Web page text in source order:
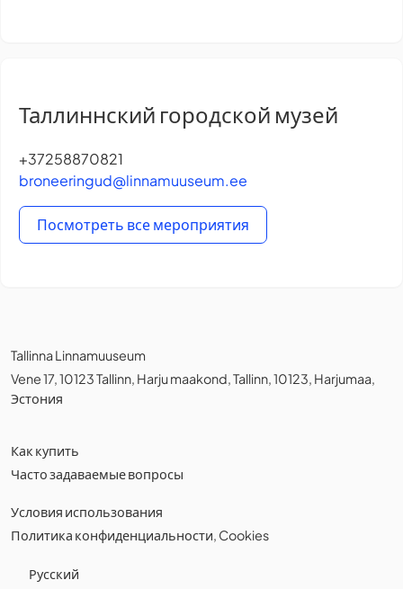
Таллиннский городской музей
+37258870821
broneeringud@linnamuuseum.ee
Посмотреть все мероприятия
Tallinna Linnamuuseum
Vene 17, 10123 Tallinn, Harju maakond, Tallinn, 10123, Harjumaa,
Эстония
Как купить
Часто задаваемые вопросы
Условия использования
Политика конфиденциальности, Cookies
Русский